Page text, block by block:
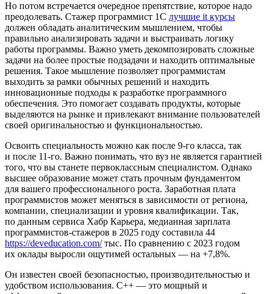
Но потом встречается очередное препятствие, которое надо
преодолевать. Стажер программист 1С лучшие it курсы
должен обладать аналитическим мышлением, чтобы
правильно анализировать задачи и выстраивать логику
работы программы. Важно уметь декомпозировать сложные
задачи на более простые подзадачи и находить оптимальные
решения. Такое мышление позволяет программистам
выходить за рамки обычных решений и находить
инновационные подходы к разработке программного
обеспечения. Это помогает создавать продукты, которые
выделяются на рынке и привлекают внимание пользователей
своей оригинальностью и функциональностью.
Освоить специальность можно как после 9-го класса, так
и после 11-го. Важно понимать, что вуз не является гарантией
того, что вы станете первоклассным специалистом. Однако
высшее образование может стать прочным фундаментом
для вашего профессионального роста. Заработная плата
программистов может меняться в зависимости от региона,
компании, специализации и уровня квалификации. Так,
по данным сервиса Хабр Карьера, медианная зарплата
программистов-стажеров в 2025 году составила 44
https://deveducation.com/тыс. По сравнению с 2023 годом
их оклады выросли ощутимей остальных — на +7,8%.
Он известен своей безопасностью, производительностью и
удобством использования. C++ — это мощный и